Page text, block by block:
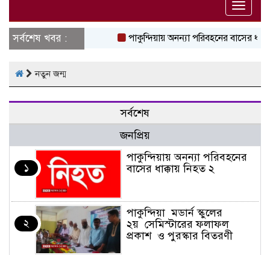
Toggle
সর্বশেষ খবর :
পাকুন্দিয়ায় অনন্যা পরিবহনের বাসের ধাক্কায়
নতুন জন্ম
সর্বশেষ
জনপ্রিয়
১
পাকুন্দিয়ায় অনন্যা পরিবহনের
বাসের ধাক্কায় নিহত ২
২
পাকুন্দিয়া মডার্ন স্কুলের
২য় সেমিস্টারের ফলাফল
প্রকাশ ও পুরস্কার বিতরণী